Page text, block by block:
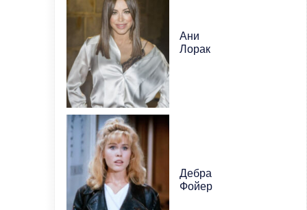
Ани
Лорак
Дебра
Фойер